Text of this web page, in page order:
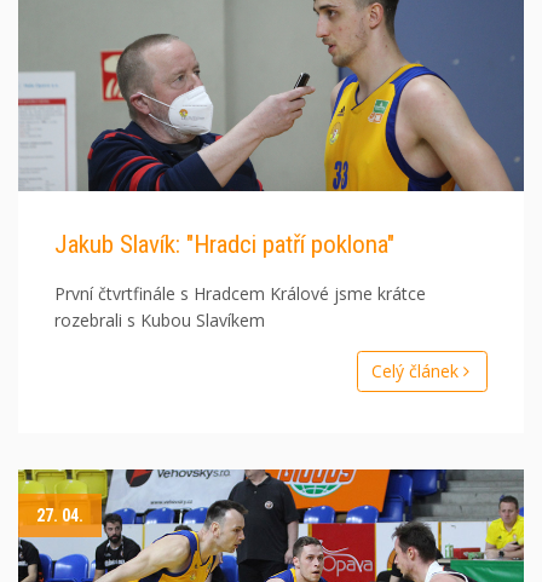
Jakub Slavík: "Hradci patří poklona"
První čtvrtfinále s Hradcem Králové jsme krátce
rozebrali s Kubou Slavíkem
Celý článek
27. 04.